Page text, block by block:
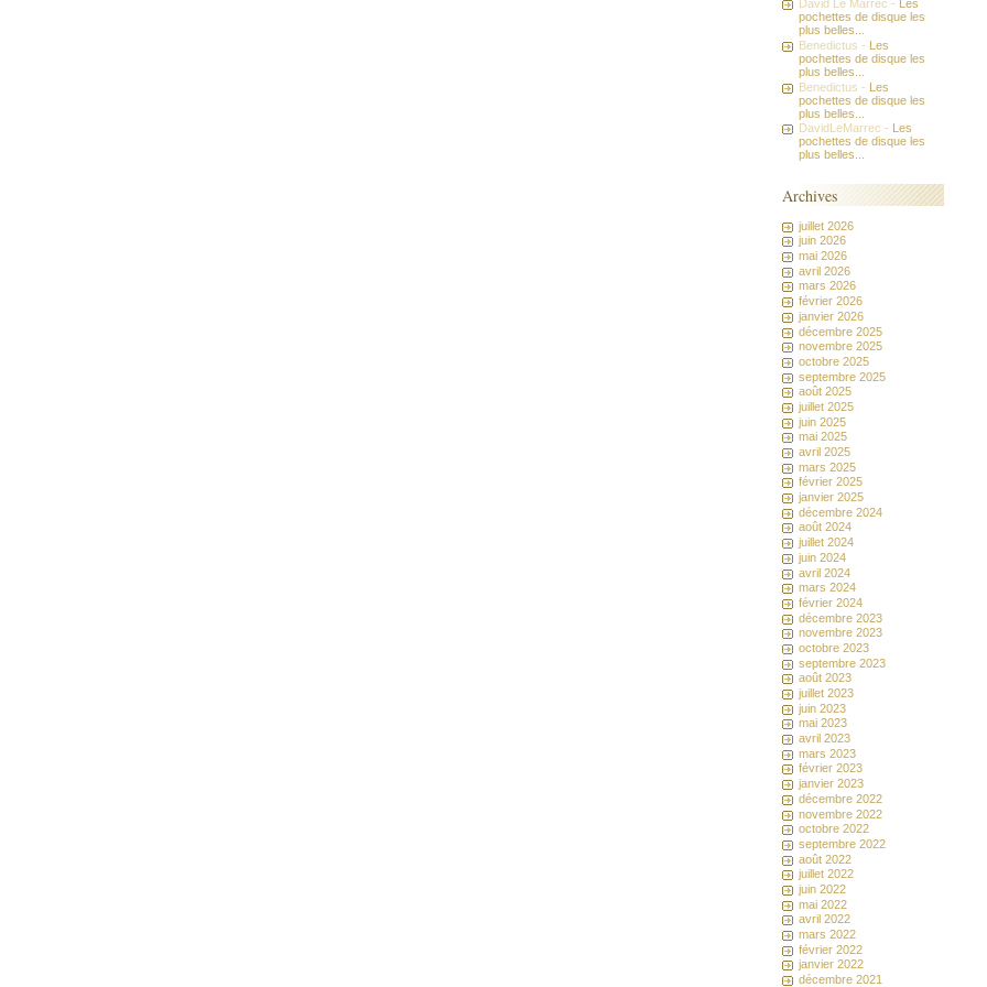
David Le Marrec -
Les
pochettes de disque les
plus belles...
Benedictus - Les
pochettes de disque les
plus belles...
Benedictus - Les
pochettes de disque les
plus belles...
DavidLeMarrec -
Les
pochettes de disque les
plus belles...
Archives
juillet 2026
juin 2026
mai 2026
avril 2026
mars 2026
février 2026
janvier 2026
décembre 2025
novembre 2025
octobre 2025
septembre 2025
août 2025
juillet 2025
juin 2025
mai 2025
avril 2025
mars 2025
février 2025
janvier 2025
décembre 2024
août 2024
juillet 2024
juin 2024
avril 2024
mars 2024
février 2024
décembre 2023
novembre 2023
octobre 2023
septembre 2023
août 2023
juillet 2023
juin 2023
mai 2023
avril 2023
mars 2023
février 2023
janvier 2023
décembre 2022
novembre 2022
octobre 2022
septembre 2022
août 2022
juillet 2022
juin 2022
mai 2022
avril 2022
mars 2022
février 2022
janvier 2022
décembre 2021